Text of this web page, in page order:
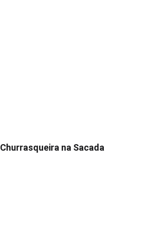
Churrasqueira na Sacada